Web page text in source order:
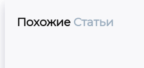
Похожие Статьи